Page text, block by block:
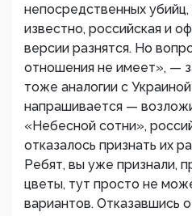
непосредственных убийц,
известно, российская и
версии разнятся. Но
отношения не имеет», —
тоже аналогии с
напрашивается —
«Небесной сотни»,
отказалось признать их
Ребят, вы уже признали,
цветы, тут просто не
вариантов. Отказавшись